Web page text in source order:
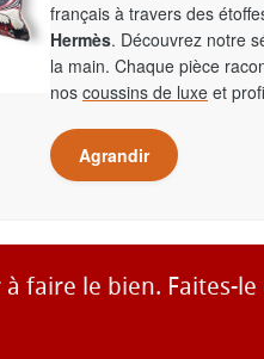
français à travers des
Hermès. Découvrez notre
la main. Chaque pièce
nos coussins de luxe et
Agrandir
faire le bien. Faites-